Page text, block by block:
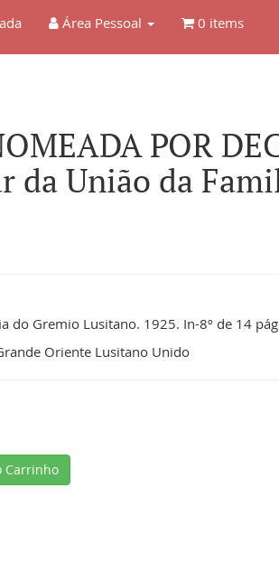
Área Pessoal 0 items
POR
da União da
do Gremio Lusitano. 1925. In-8º de 14
Oriente Lusitano Unido
Carrinho